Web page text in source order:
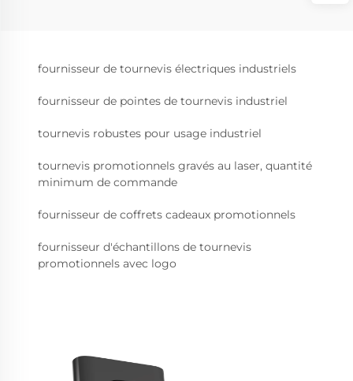
fournisseur de tournevis électriques industriels
fournisseur de pointes de tournevis industriel
tournevis robustes pour usage industriel
tournevis promotionnels gravés au laser, quantité
minimum de commande
fournisseur de coffrets cadeaux promotionnels
fournisseur d'échantillons de tournevis
promotionnels avec logo